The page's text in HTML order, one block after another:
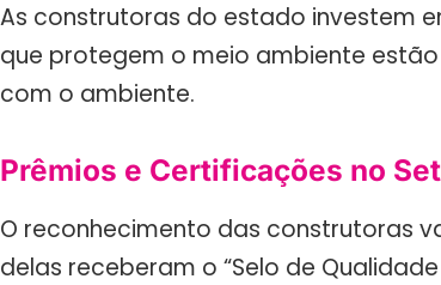
As construtoras do estado investem
que protegem o meio ambiente
com o ambiente.
Prêmios e Certificações no
O reconhecimento das construtoras
delas receberam o “Selo de